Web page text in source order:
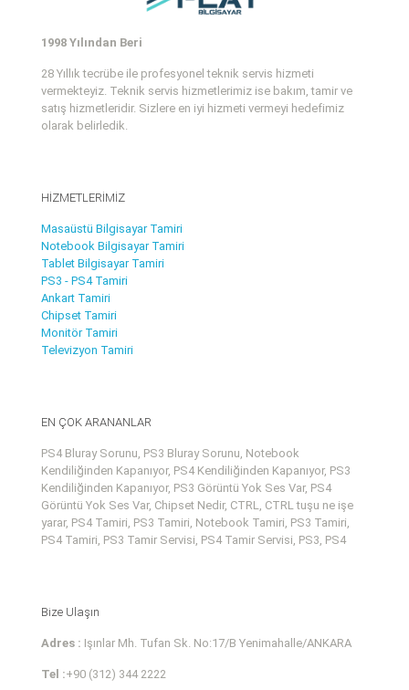
1998 Yılından Beri
28 Yıllık tecrübe ile profesyonel teknik servis hizmeti
vermekteyiz. Teknik servis hizmetlerimiz ise bakım, tamir ve
satış hizmetleridir. Sizlere en iyi hizmeti vermeyi hedefimiz
olarak belirledik.
HİZMETLERİMİZ
Masaüstü Bilgisayar Tamiri
Notebook Bilgisayar Tamiri
Tablet Bilgisayar Tamiri
PS3 - PS4 Tamiri
Ankart Tamiri
Chipset Tamiri
Monitör Tamiri
Televizyon Tamiri
EN ÇOK ARANANLAR
PS4 Bluray Sorunu, PS3 Bluray Sorunu, Notebook
Kendiliğinden Kapanıyor, PS4 Kendiliğinden Kapanıyor, PS3
Kendiliğinden Kapanıyor, PS3 Görüntü Yok Ses Var, PS4
Görüntü Yok Ses Var, Chipset Nedir, CTRL, CTRL tuşu ne işe
yarar, PS4 Tamiri, PS3 Tamiri, Notebook Tamiri, PS3 Tamiri,
PS4 Tamiri, PS3 Tamir Servisi, PS4 Tamir Servisi, PS3, PS4
Bize Ulaşın
Adres : Işınlar Mh. Tufan Sk. No:17/B Yenimahalle/ANKARA
Tel :+90 (312) 344 2222